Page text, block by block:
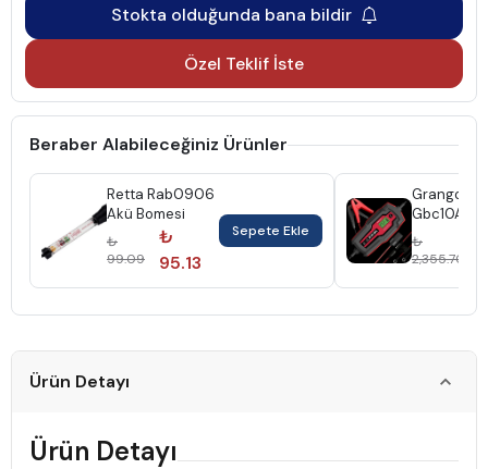
Stokta olduğunda bana bildir
Özel Teklif İste
Beraber Alabileceğiniz Ürünler
Retta Rab0906
Akü Bomesi
₺
99.09
₺
95.13
Sepete Ekle
Grangos
Gbc10A
10Ah Akü
Cihazı
₺
2,355.70
Ürün Detayı
Ürün Detayı